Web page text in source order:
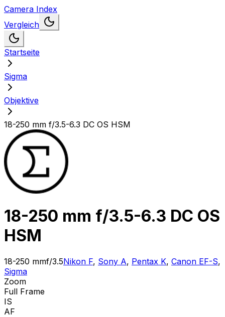
Camera Index
Vergleich
Startseite
Sigma
Objektive
18-250 mm f/3.5-6.3 DC OS HSM
18-250 mm f/3.5-6.3 DC OS
HSM
18-250 mmf/3.5Nikon F, Sony A, Pentax K, Canon EF-S,
Sigma
Zoom
Full Frame
IS
AF